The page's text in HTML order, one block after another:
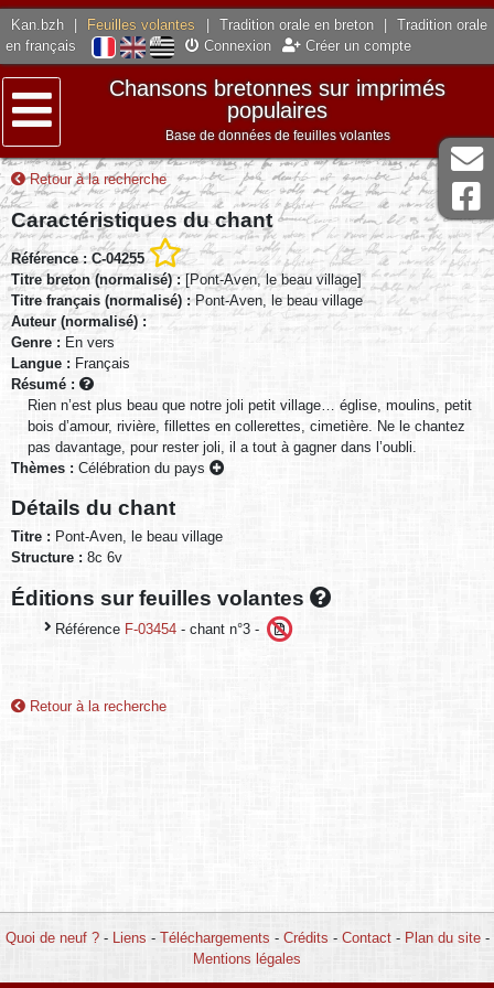
Kan.bzh Feuilles volantes Tradition orale en breton
Tradition orale
en français
Connexion Créer un compte
Menu
Chansons bretonnes sur imprimés
populaires
Base de données de feuilles volantes
Retour à la recherche
Caractéristiques du chant
Référence : C-04255
Titre breton (normalisé) :[Pont-Aven, le beau village]
Titre français (normalisé) :Pont-Aven, le beau village
Auteur (normalisé) :
Genre : En vers
Langue : Français
Résumé :
Rien n’est plus beau que notre joli petit village… église, moulins, petit
bois d’amour, rivière, fillettes en collerettes, cimetière. Ne le chantez
pas davantage, pour rester joli, il a tout à gagner dans l’oubli.
Thèmes : Célébration du pays
Détails du chant
Titre : Pont-Aven, le beau village
Structure : 8c 6v
Éditions sur feuilles volantes
Référence F-03454 - chant n°3 -
Retour à la recherche
Quoi de neuf ?- Liens - Téléchargements - Crédits - Contact- Plan du site-
Mentions légales